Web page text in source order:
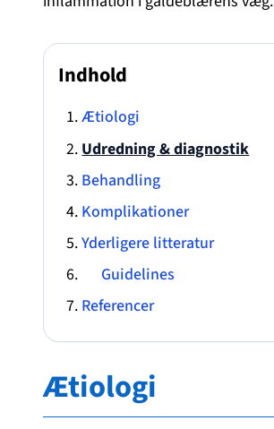
Indhold
Ætiologi
Udredning & diagnostik
Behandling
Komplikationer
Yderligere litteratur
Guidelines
Referencer
Ætiologi